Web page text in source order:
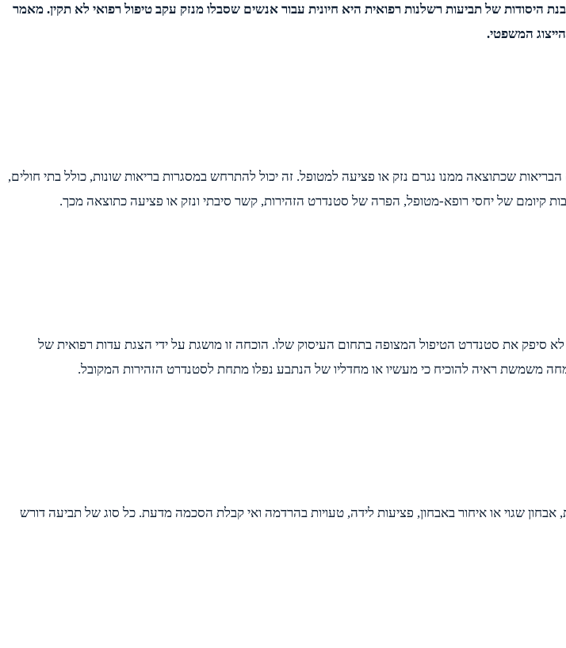
של תביעות רשלנות רפואית היא חיונית עבור אנשים שסבלו מנזק עקב טיפול רפואי לא תקין. מאמר
המשפטי.
שכתוצאה ממנו נגרם נזק או פציעה למטופל. זה יכול להתרחש במסגרות בריאות שונות, כולל בתי חולים,
קיומם של יחסי רופא-מטופל, הפרה של סטנדרט הזהירות, קשר סיבתי ונזק או פציעה כתוצאה מכך.
סיפק את סטנדרט הטיפול המצופה בתחום העיסוק שלו. הוכחה זו מושגת על ידי הצגת עדות רפואית של
משמשת ראיה להוכיח כי מעשיו או מחדליו של הנתבע נפלו מתחת לסטנדרט הזהירות המקובל.
אבחון שגוי או איחור באבחון, פציעות לידה, טעויות בהרדמה ואי קבלת הסכמה מדעת. כל סוג של תביעה דורש